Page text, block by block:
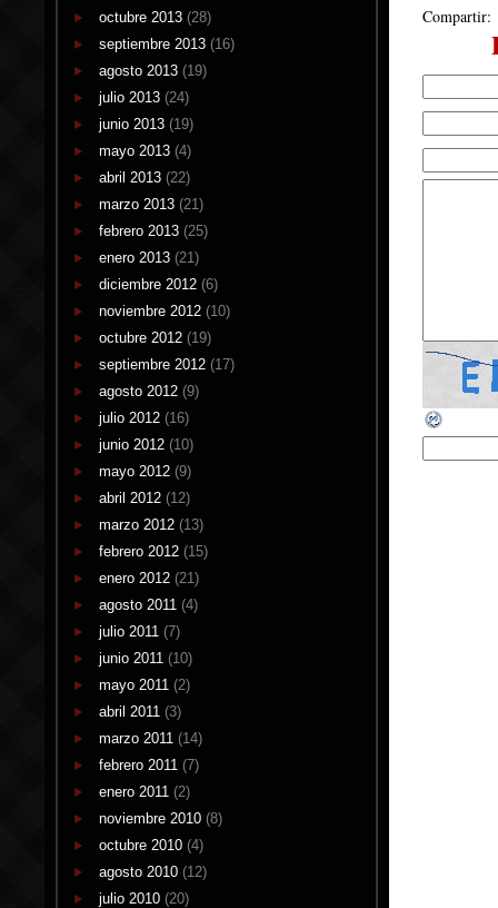
octubre 2013 (28)
septiembre 2013 (16)
agosto 2013 (19)
julio 2013 (24)
junio 2013 (19)
mayo 2013 (4)
abril 2013 (22)
marzo 2013 (21)
febrero 2013 (25)
enero 2013 (21)
diciembre 2012 (6)
noviembre 2012 (10)
octubre 2012 (19)
septiembre 2012 (17)
agosto 2012 (9)
julio 2012 (16)
junio 2012 (10)
mayo 2012 (9)
abril 2012 (12)
marzo 2012 (13)
febrero 2012 (15)
enero 2012 (21)
agosto 2011 (4)
julio 2011 (7)
junio 2011 (10)
mayo 2011 (2)
abril 2011 (3)
marzo 2011 (14)
febrero 2011 (7)
enero 2011 (2)
noviembre 2010 (8)
octubre 2010 (4)
agosto 2010 (12)
julio 2010 (20)
Compartir: